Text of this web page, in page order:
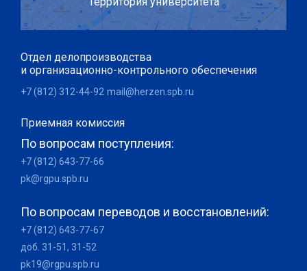
Отдел делопроизводства
и организационно-контрольного обеспечения
+7 (812) 312-44-92 mail@herzen.spb.ru
Приемная комиссия
По вопросам поступления:
+7 (812) 643-77-66
pk@rgpu.spb.ru
По вопросам переводов и восстановлений:
+7 (812) 643-77-67
доб. 31-51, 31-52
pk19@rgpu.spb.ru